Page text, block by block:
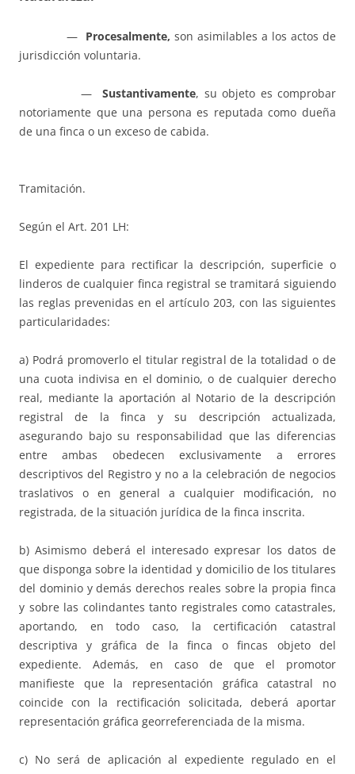
— Procesalmente, son asimilables a los actos de
jurisdicción voluntaria.
— Sustantivamente, su objeto es comprobar
notoriamente que una persona es reputada como dueña
de una finca o un exceso de cabida.
Tramitación.
Según el Art. 201 LH:
El expediente para rectificar la descripción, superficie o
linderos de cualquier finca registral se tramitará siguiendo
las reglas prevenidas en el artículo 203, con las siguientes
particularidades:
a) Podrá promoverlo el titular registral de la totalidad o de
una cuota indivisa en el dominio, o de cualquier derecho
real, mediante la aportación al Notario de la descripción
registral de la finca y su descripción actualizada,
asegurando bajo su responsabilidad que las diferencias
entre ambas obedecen exclusivamente a errores
descriptivos del Registro y no a la celebración de negocios
traslativos o en general a cualquier modificación, no
registrada, de la situación jurídica de la finca inscrita.
b) Asimismo deberá el interesado expresar los datos de
que disponga sobre la identidad y domicilio de los titulares
del dominio y demás derechos reales sobre la propia finca
y sobre las colindantes tanto registrales como catastrales,
aportando, en todo caso, la certificación catastral
descriptiva y gráfica de la finca o fincas objeto del
expediente. Además, en caso de que el promotor
manifieste que la representación gráfica catastral no
coincide con la rectificación solicitada, deberá aportar
representación gráfica georreferenciada de la misma.
c) No será de aplicación al expediente regulado en el